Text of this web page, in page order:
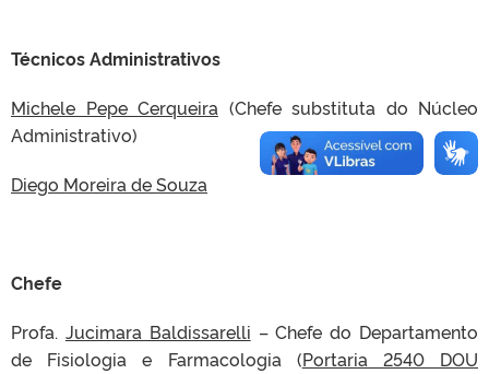
Técnicos Administrativos
Michele Pepe Cerqueira (Chefe substituta do Núcleo
Administrativo)
Diego Moreira de Souza
Chefe
Profa. Jucimara Baldissarelli – Chefe do Departamento
de Fisiologia e Farmacologia (Portaria 2540 DOU